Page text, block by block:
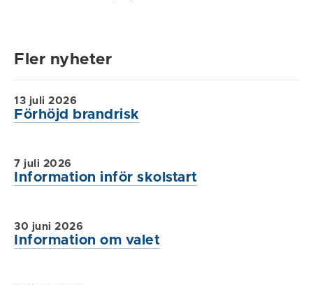
Fler nyheter
Förhöjd brandrisk
13 juli 2026
Information inför skolstart
7 juli 2026
Information om valet
30 juni 2026